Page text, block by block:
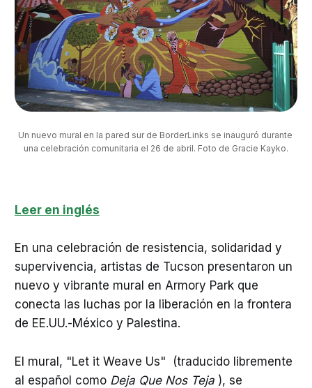
Un nuevo mural en la pared sur de BorderLinks se inauguró durante
una celebración comunitaria el 26 de abril. Foto de Gracie Kayko.
Leer en inglés
En una celebración de resistencia, solidaridad y
supervivencia, artistas de Tucson presentaron un
nuevo y vibrante mural en Armory Park que
conecta las luchas por la liberación en la frontera
de EE.UU.-México y Palestina.
El mural, "Let it Weave Us" (traducido libremente
al español como Deja Que Nos Teja), se